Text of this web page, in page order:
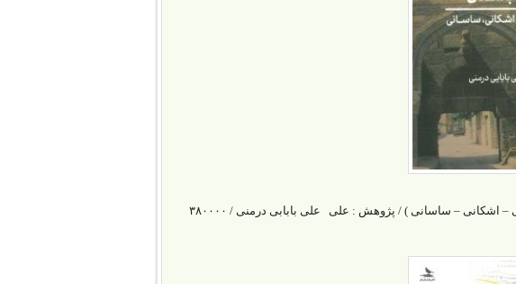
تبارشناسی فرمانروایی های قفقاز در دوران باستانی ( هخامنشی – اشکانی – ساسانی ) / پژوهش : علی علی بابابی درمنی / ۳۸۰۰۰۰